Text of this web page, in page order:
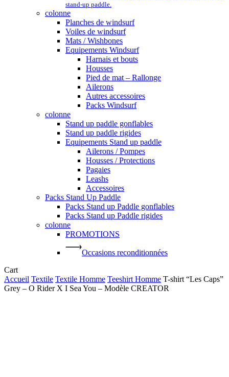
stand-up paddle.
colonne
Planches de windsurf
Voiles de windsurf
Mats / Wishbones
Equipements Windsurf
Harnais et bouts
Housses
Pied de mat – Rallonge
Ailerons
Autres accessoires
Packs Windsurf
colonne
Stand up paddle gonflables
Stand up paddle rigides
Equipements Stand up paddle
Ailerons / Pompes
Housses / Protections
Pagaies
Leashs
Accessoires
Packs Stand Up Paddle
Packs Stand up Paddle gonflables
Packs Stand up Paddle rigides
colonne
PROMOTIONS
Occasions reconditionnées
CartClose
Cart
Accueil Textile Textile Homme Teeshirt Homme T-shirt “Les Caps”
Grey – O Rider X I Sea You – Modèle CREATOR